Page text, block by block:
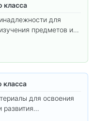
класса
для
предметов и
класса
для освоения